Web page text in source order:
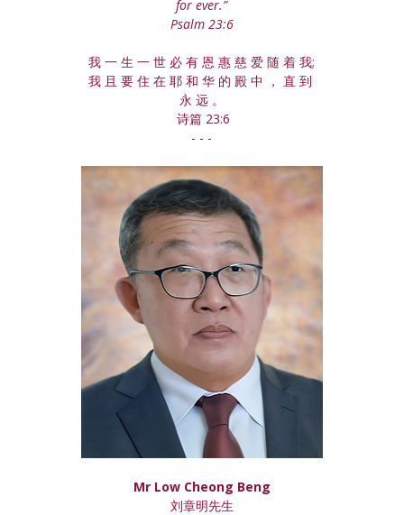
for ever.”
Psalm 23:6
我 一 生 一 世 必 有 恩 惠 慈 爱 随 着 我;
我 且 要 住 在 耶 和 华 的 殿 中 ， 直 到
永 远 。
诗篇 23:6
- - -
Mr Low Cheong Beng
刘章明先生